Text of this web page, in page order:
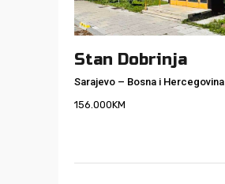
Stan Dobrinja
Sarajevo – Bosna i Hercegovina
156.000KM